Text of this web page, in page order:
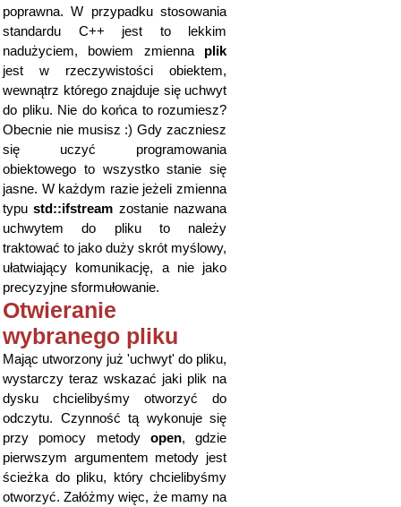
poprawna. W przypadku stosowania
standardu C++ jest to lekkim
nadużyciem, bowiem zmienna plik
jest w rzeczywistości obiektem,
wewnątrz którego znajduje się uchwyt
do pliku. Nie do końca to rozumiesz?
Obecnie nie musisz :) Gdy zaczniesz
się uczyć programowania
obiektowego to wszystko stanie się
jasne. W każdym razie jeżeli zmienna
typustd::ifstream zostanie nazwana
uchwytem do pliku to należy
traktować to jako duży skrót myślowy,
ułatwiający komunikację, a nie jako
precyzyjne sformułowanie.
Otwieranie
wybranego pliku
Mając utworzony już 'uchwyt' do pliku,
wystarczy teraz wskazać jaki plik na
dysku chcielibyśmy otworzyć do
odczytu. Czynność tą wykonuje się
przy pomocy metody open, gdzie
pierwszym argumentem metody jest
ścieżka do pliku, który chcielibyśmy
otworzyć. Załóżmy więc, że mamy na